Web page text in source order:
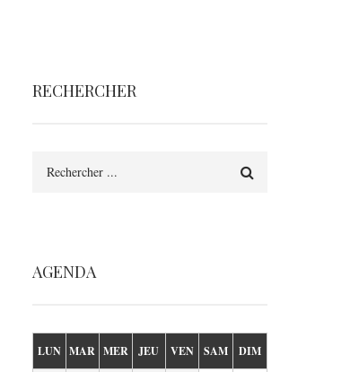
RECHERCHER
AGENDA
LUN MAR MER JEU VEN SAM DIM